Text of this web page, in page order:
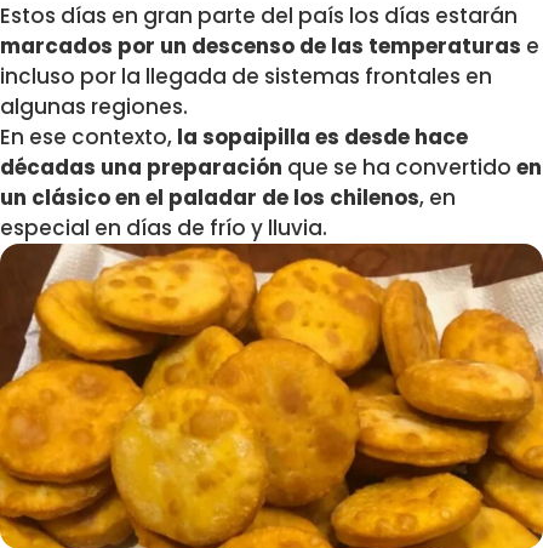
Estos días en gran parte del país los días estarán
marcados por un descenso de las temperaturas e
incluso por la llegada de sistemas frontales en
algunas regiones.
En ese contexto, la sopaipilla es desde hace
décadas una preparación que se ha convertido en
un clásico en el paladar de los chilenos, en
especial en días de frío y lluvia.